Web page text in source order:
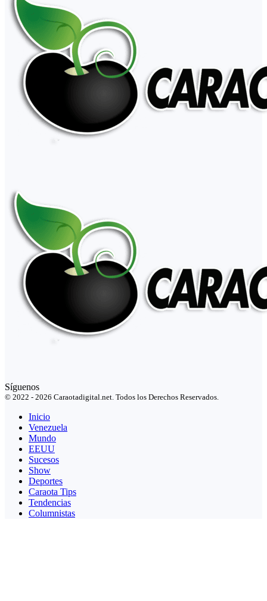
Síguenos
© 2022 - 2026 Caraotadigital.net. Todos los Derechos Reservados.
Inicio
Venezuela
Mundo
EEUU
Sucesos
Show
Deportes
Caraota Tips
Tendencias
Columnistas